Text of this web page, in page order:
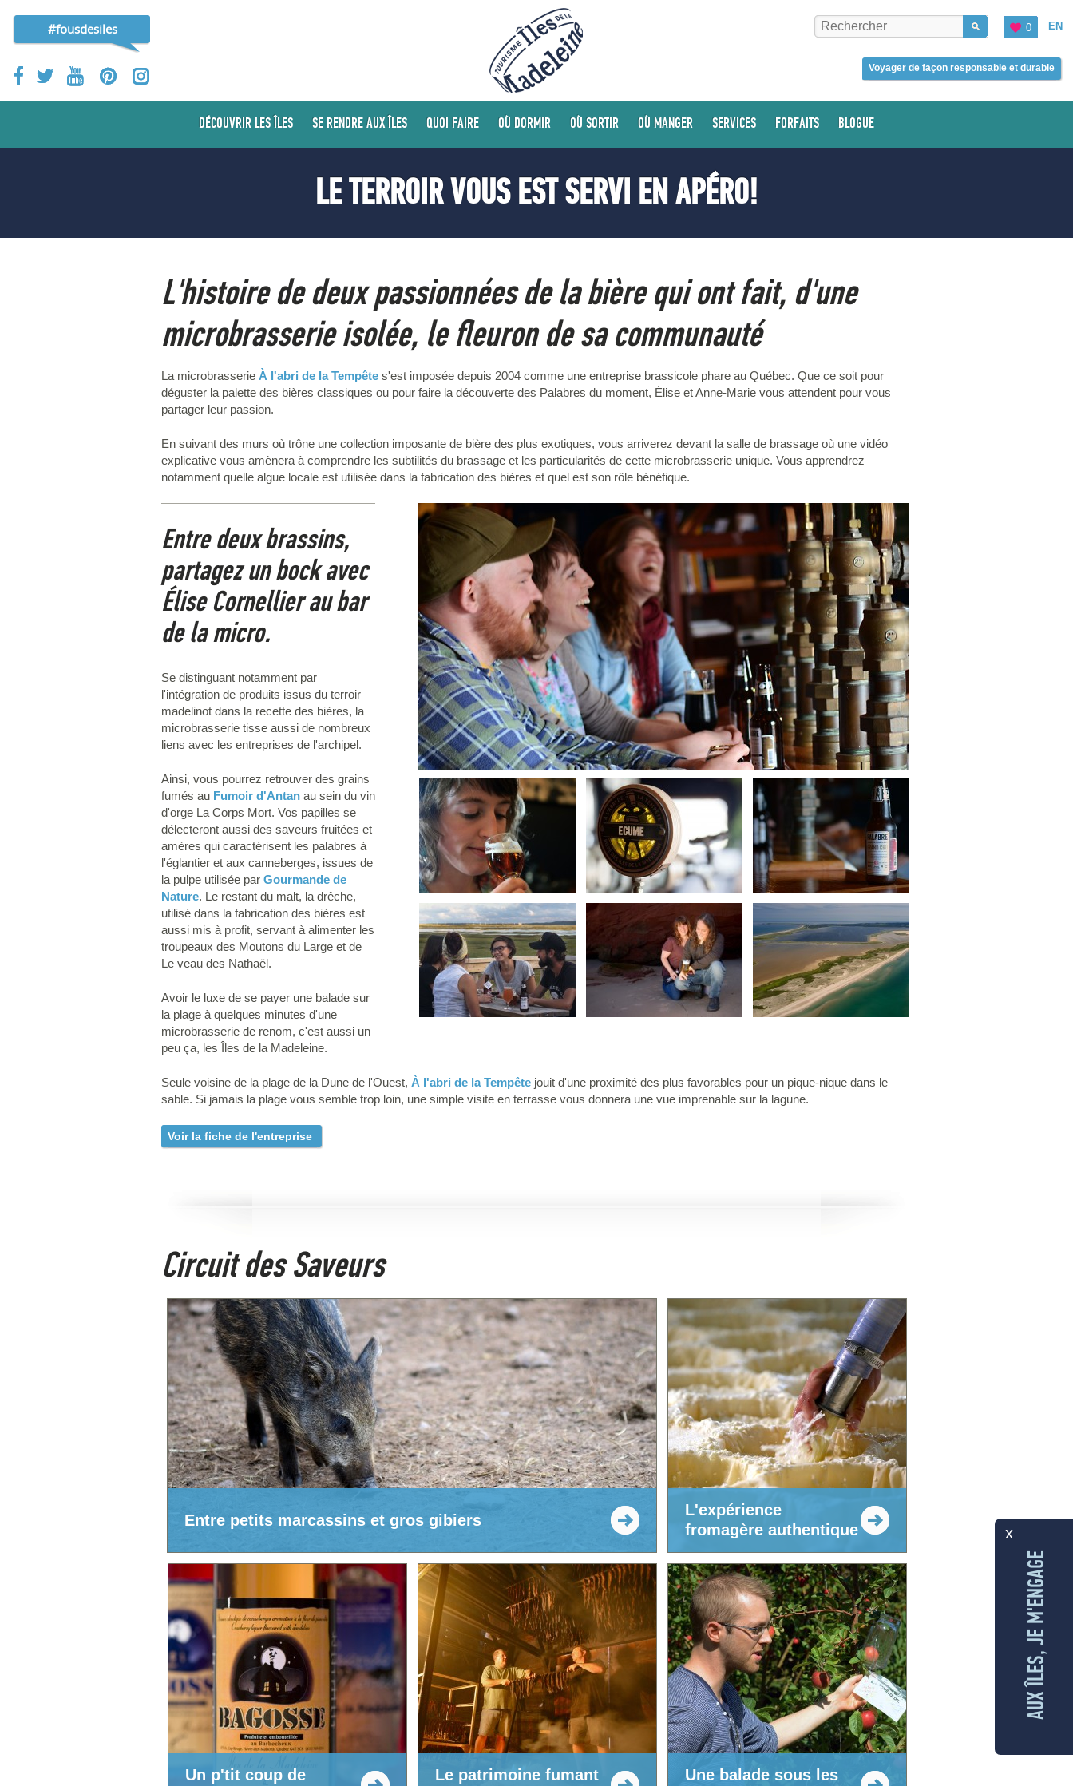
#fousdesiles EN
0
Voyager de façon responsable et durable
DÉCOUVRIR LES ÎLES SE RENDRE AUX ÎLES QUOI FAIRE OÙ DORMIR OÙ SORTIR OÙ MANGER SERVICES FORFAITS BLOGUE
LE TERROIR VOUS EST SERVI EN APÉRO!
L'histoire de deux passionnées de la bière qui ont fait, d'une
microbrasserie isolée, le fleuron de sa communauté
La microbrasserie À l'abri de la Tempête s'est imposée depuis 2004 comme une entreprise brassicole phare au Québec. Que ce soit pour
déguster la palette des bières classiques ou pour faire la découverte des Palabres du moment, Élise et Anne-Marie vous attendent pour vous
partager leur passion.
En suivant des murs où trône une collection imposante de bière des plus exotiques, vous arriverez devant la salle de brassage où une vidéo
explicative vous amènera à comprendre les subtilités du brassage et les particularités de cette microbrasserie unique. Vous apprendrez
notamment quelle algue locale est utilisée dans la fabrication des bières et quel est son rôle bénéfique.
Entre deux brassins,
partagez un bock avec
Élise Cornellier au bar
de la micro.
Se distinguant notamment par
l'intégration de produits issus du terroir
madelinot dans la recette des bières, la
microbrasserie tisse aussi de nombreux
liens avec les entreprises de l'archipel.
Ainsi, vous pourrez retrouver des grains
fumés au Fumoir d'Antan au sein du vin
d'orge La Corps Mort. Vos papilles se
délecteront aussi des saveurs fruitées et
amères qui caractérisent les palabres à
l'églantier et aux canneberges, issues de
la pulpe utilisée par Gourmande de
Nature. Le restant du malt, la drêche,
utilisé dans la fabrication des bières est
aussi mis à profit, servant à alimenter les
troupeaux des Moutons du Large et de
Le veau des Nathaël.
Avoir le luxe de se payer une balade sur
la plage à quelques minutes d'une
microbrasserie de renom, c'est aussi un
peu ça, les Îles de la Madeleine.
Seule voisine de la plage de la Dune de l'Ouest, À l'abri de la Tempête jouit d'une proximité des plus favorables pour un pique-nique dans le
sable. Si jamais la plage vous semble trop loin, une simple visite en terrasse vous donnera une vue imprenable sur la lagune.
Voir la fiche de l'entreprise
Circuit des Saveurs
Entre petits marcassins et gros gibiers
L'expérience
fromagère authentique
Un p'tit coup de
Le patrimoine fumant
Une balade sous les
x
AUX ÎLES, JE M'ENGAGE